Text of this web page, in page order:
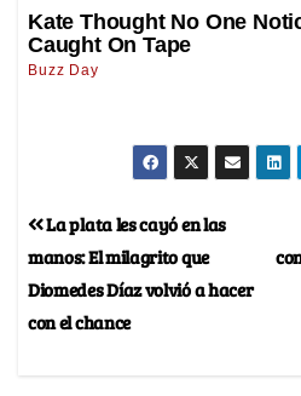
La plata les cayó en las
manos: El milagrito que
Diomedes Díaz volvió a hacer
con el chance